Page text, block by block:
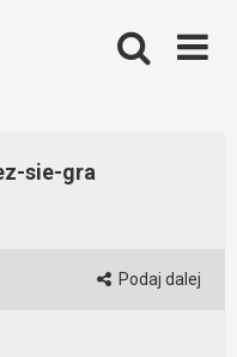
sie-gra
Podaj dalej